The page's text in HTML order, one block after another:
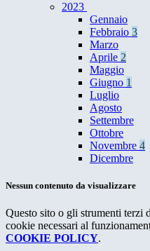
2023
Gennaio
Febbraio 3
Marzo
Aprile 2
Maggio
Giugno 1
Luglio
Agosto
Settembre
Ottobre
Novembre 4
Dicembre
Nessun contenuto da visualizzare
Questo sito o gli strumenti terzi
cookie necessari al
COOKIE POLICY.